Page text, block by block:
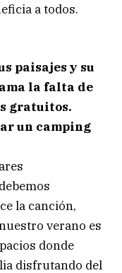
a todos.
paisajes y su
la falta de
gratuitos.
un camping
la canción,
verano es
donde
disfrutando del